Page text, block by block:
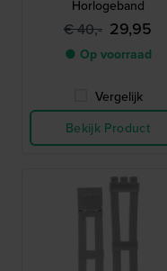
Horlogeband
€ 40,- 29,95
● Op voorraad
Vergelijk
Bekijk Product